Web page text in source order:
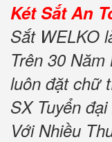
Két Sắt An
Sắt WELKO
Trên 30
luôn đặt chữ
SX Tuyển
Với Nhiều